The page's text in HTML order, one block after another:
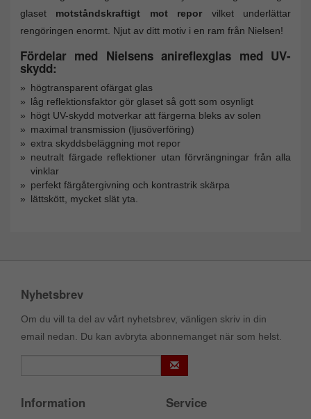
glaset motståndskraftigt mot repor vilket underlättar
rengöringen enormt. Njut av ditt motiv i en ram från Nielsen!
Fördelar med Nielsens anireflexglas med UV-
skydd:
högtransparent ofärgat glas
låg reflektionsfaktor gör glaset så gott som osynligt
högt UV-skydd motverkar att färgerna bleks av solen
maximal transmission (ljusöverföring)
extra skyddsbeläggning mot repor
neutralt färgade reflektioner utan förvrängningar från alla
vinklar
perfekt färgåtergivning och kontrastrik skärpa
lättskött, mycket slät yta.
Nyhetsbrev
Om du vill ta del av vårt nyhetsbrev, vänligen skriv in din
email nedan. Du kan avbryta abonnemanget när som helst.
Information Service